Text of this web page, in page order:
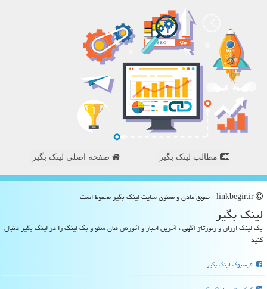
مطالب لینک بگیر صفحه اصلی لینک بگیر
لینك بگیر
بک لینک ارزان و رپورتاژ آگهی ، آخرین اخبار و آموزش های سئو و بک لینک را در لینک بگیر دنبال
کنید
فیسبوک لینک بگیر